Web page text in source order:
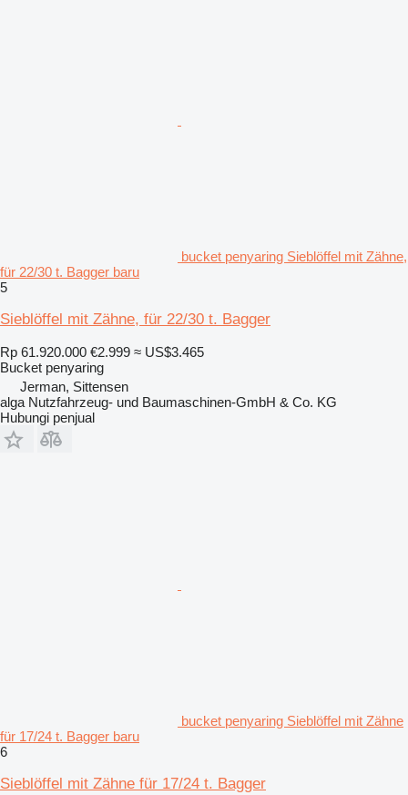
bucket penyaring Sieblöffel mit Zähne,
für 22/30 t. Bagger baru
5
Sieblöffel mit Zähne, für 22/30 t. Bagger
Rp 61.920.000 €2.999 ≈ US$3.465
Bucket penyaring
Jerman, Sittensen
alga Nutzfahrzeug- und Baumaschinen-GmbH & Co. KG
Hubungi penjual
bucket penyaring Sieblöffel mit Zähne
für 17/24 t. Bagger baru
6
Sieblöffel mit Zähne für 17/24 t. Bagger